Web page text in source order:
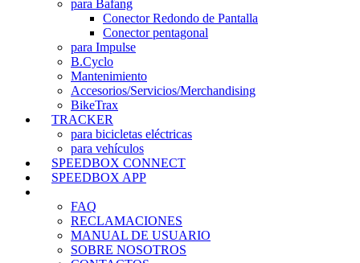
para Bafang
Conector Redondo de Pantalla
Conector pentagonal
para Impulse
B.Cyclo
Mantenimiento
Accesorios/Servicios/Merchandising
BikeTrax
TRACKER
para bicicletas eléctricas
para vehículos
SPEEDBOX CONNECT
SPEEDBOX APP
FAQ
RECLAMACIONES
MANUAL DE USUARIO
SOBRE NOSOTROS